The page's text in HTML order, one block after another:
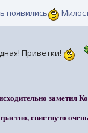
появились
Приветки!
заметил
свистнуто